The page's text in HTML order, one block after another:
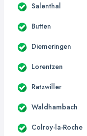
Salenthal
Butten
Diemeringen
Lorentzen
Ratzwiller
Waldhambach
Colroy-la-Roche